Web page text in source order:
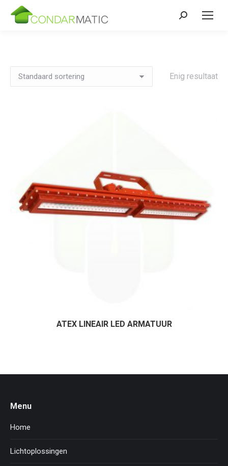
Zoeken:
Enig resultaat
ATEX LINEAIR LED ARMATUUR
Menu
Home
Lichtoplossingen